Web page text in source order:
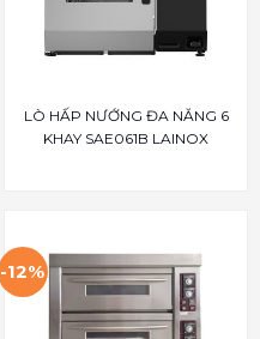
LÒ HẤP NƯỚNG ĐA NĂNG 6
KHAY SAE061B LAINOX
-12%